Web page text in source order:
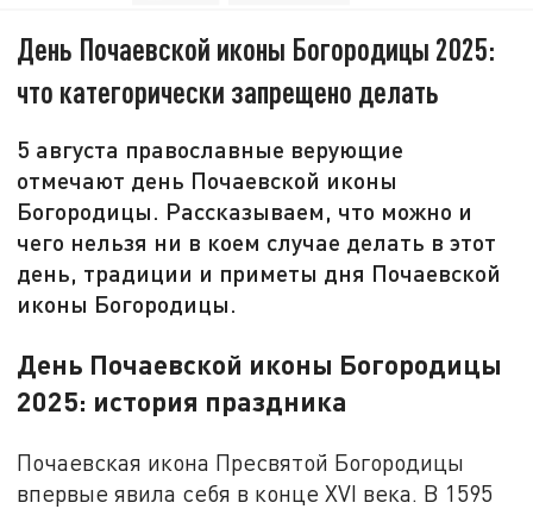
День Почаевской иконы Богородицы 2025:
что категорически запрещено делать
5 августа православные верующие
отмечают день Почаевской иконы
Богородицы. Рассказываем, что можно и
чего нельзя ни в коем случае делать в этот
день, традиции и приметы дня Почаевской
иконы Богородицы.
День Почаевской иконы Богородицы
2025: история праздника
Почаевская икона Пресвятой Богородицы
впервые явила себя в конце XVI века. В 1595